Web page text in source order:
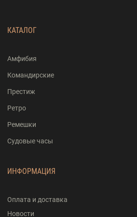
КАТАЛОГ
Амфибия
Командирские
Престиж
Ретро
Ремешки
Судовые часы
ИНФОРМАЦИЯ
Оплата и доставка
Новости